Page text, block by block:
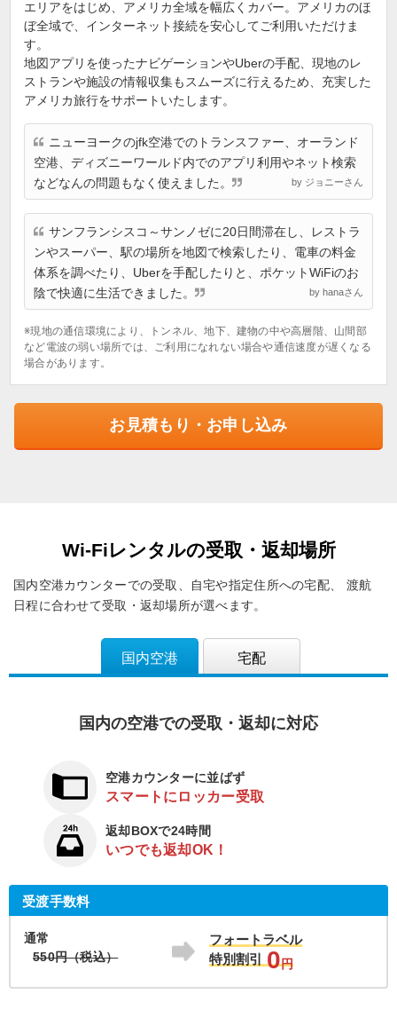
エリアをはじめ、アメリカ全域を幅広くカバー。アメリカのほ
ぼ全域で、インターネット接続を安心してご利用いただけま
す。
地図アプリを使ったナビゲーションやUberの手配、現地のレ
ストランや施設の情報収集もスムーズに行えるため、充実した
アメリカ旅行をサポートいたします。
ニューヨークのjfk空港でのトランスファー、オーランド
空港、ディズニーワールド内でのアプリ利用やネット検索
などなんの問題もなく使えました。
by ジョニーさん
サンフランシスコ～サンノゼに20日間滞在し、レストラ
ンやスーパー、駅の場所を地図で検索したり、電車の料金
体系を調べたり、Uberを手配したりと、ポケットWiFiのお
陰で快適に生活できました。
by hanaさん
※現地の通信環境により、トンネル、地下、建物の中や高層階、山間部
など電波の弱い場所では、ご利用になれない場合や通信速度が遅くなる
場合があります。
お見積もり・お申し込み
Wi-Fiレンタルの受取・返却場所
国内空港カウンターでの受取、自宅や指定住所への宅配、
渡航
日程に合わせて受取・返却場所が選べます。
国内空港 宅配
国内の空港での受取・返却に対応
空港カウンターに並ばず
スマートにロッカー受取
返却BOXで24時間
いつでも返却OK！
受渡手数料
通常
550円（税込）
フォートラベル
特別割引
0円